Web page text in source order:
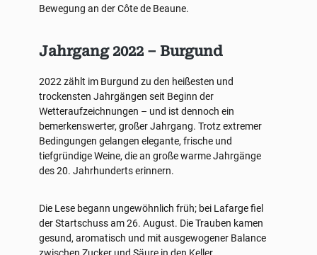
Bewegung an der Côte de Beaune.
Jahrgang 2022 – Burgund
2022 zählt im Burgund zu den heißesten und
trockensten Jahrgängen seit Beginn der
Wetteraufzeichnungen – und ist dennoch ein
bemerkenswerter, großer Jahrgang. Trotz extremer
Bedingungen gelangen elegante, frische und
tiefgründige Weine, die an große warme Jahrgänge
des 20. Jahrhunderts erinnern.
Die Lese begann ungewöhnlich früh; bei Lafarge fiel
der Startschuss am 26. August. Die Trauben kamen
gesund, aromatisch und mit ausgewogener Balance